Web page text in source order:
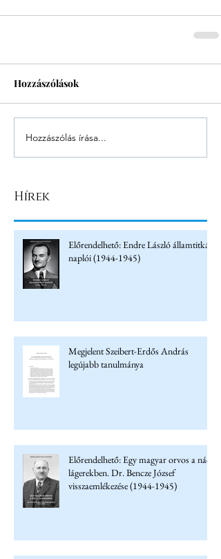
Hozzászólások
Hozzászólás írása...
Hírek
Előrendelhető: Endre László államtitkár
naplói (1944-1945)
Megjelent Szeibert-Erdős András
legújabb tanulmánya
Előrendelhető: Egy magyar orvos a náci
lágerekben. Dr. Bencze József
visszaemlékezése (1944-1945)